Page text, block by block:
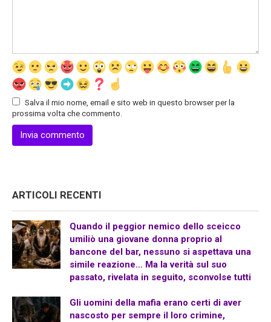
Salva il mio nome, email e sito web in questo browser per la
prossima volta che commento.
ARTICOLI RECENTI
Quando il peggior nemico dello sceicco
umiliò una giovane donna proprio al
bancone del bar, nessuno si aspettava una
simile reazione… Ma la verità sul suo
passato, rivelata in seguito, sconvolse tutti
Gli uomini della mafia erano certi di aver
nascosto per sempre il loro crimine,